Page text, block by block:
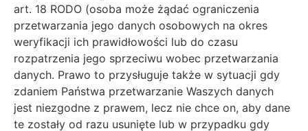
art. 18 RODO (osoba może żądać ograniczenia
przetwarzania jego danych osobowych na okres
weryfikacji ich prawidłowości lub do czasu
rozpatrzenia jego sprzeciwu wobec przetwarzania
danych. Prawo to przysługuje także w sytuacji gdy
zdaniem Państwa przetwarzanie Waszych danych
jest niezgodne z prawem, lecz nie chce on, aby dane
te zostały od razu usunięte lub w przypadku gdy